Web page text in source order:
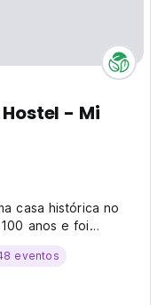
- Mi
casa histórica no
anos e foi
A casa irá recebê-
aberto com
eventos